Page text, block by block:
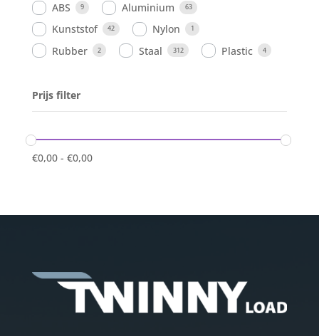
ABS 9 Aluminium 63
Kunststof 42 Nylon 1
Rubber 2 Staal 312 Plastic 4
Prijs filter
€0,00- €0,00